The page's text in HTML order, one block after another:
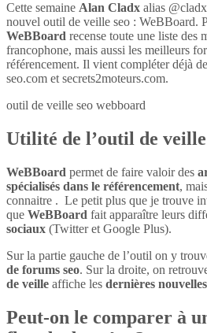
Cette semaine Alan Cladx alias
nouvel outil de veille seo : WeBBoard.
WeBBoard recense toute une liste des
francophone, mais aussi les meilleurs
référencement. Il vient compléter déjà
seo.com et secrets2moteurs.com.
outil de veille seo webboard
Utilité de l’outil de
WeBBoard permet de faire valoir des
spécialisés dans le référencement,
connaitre . Le petit plus que je trouve
que WeBBoard fait apparaître leurs
sociaux (Twitter et Google Plus).
Sur la partie gauche de l’outil on y
de forums seo. Sur la droite, on
de veille affiche les dernières nouvelles
Peut-on le comparer à